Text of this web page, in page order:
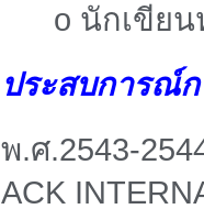
o นักเขียน
ประสบการณ์
พ.ศ.2543-
ACK